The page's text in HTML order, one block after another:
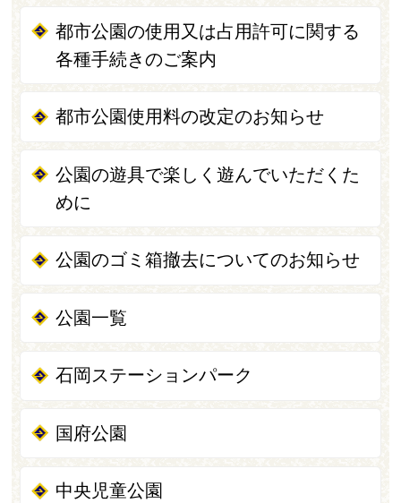
都市公園の使用又は占用許可に関する
各種手続きのご案内
都市公園使用料の改定のお知らせ
公園の遊具で楽しく遊んでいただくた
めに
公園のゴミ箱撤去についてのお知らせ
公園一覧
石岡ステーションパーク
国府公園
中央児童公園